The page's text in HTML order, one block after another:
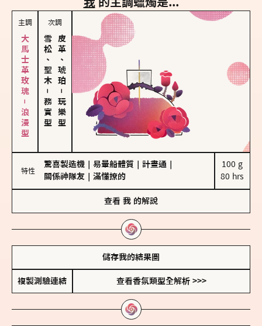
主調
大馬士革玫瑰－浪漫型
次調
雪松、聖木
－
務實型
皮革、琥珀
－
玩樂型
特性
驚喜製造機 易暈船體質 計畫通
關係神隊友
滿懂撩的
100 g
80 hrs
查看 我 的解說
儲存我的結果圖
複製測驗連結 查看香氛類型全解析 >>>